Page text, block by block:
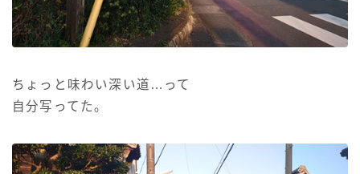
ちょっと味わい深い道…って
自分写ってた。